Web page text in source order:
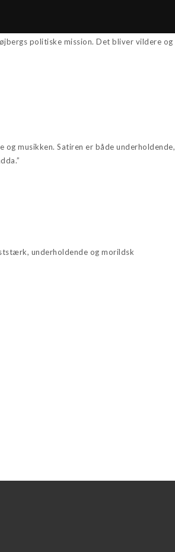
politiske mission. Det bliver vildere og
musikken. Satiren er både underholdende,
underholdende og morildsk